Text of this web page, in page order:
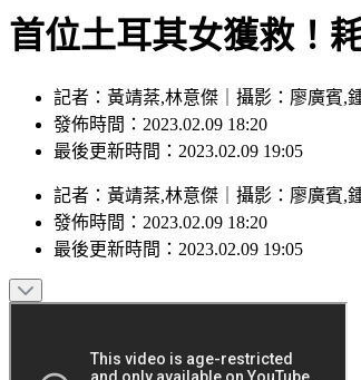
首位土耳其女獲救！
記者：黃靖棻,林意傑｜攝影：廖廣賓,
發佈時間：2023.02.09 18:20
最後更新時間：2023.02.09 19:05
記者 ： 黃靖棻,林意傑 攝影 ： 廖廣賓,
發佈時間： 2023.02.09 18:20
最後更新時間： 2023.02.09 19:05